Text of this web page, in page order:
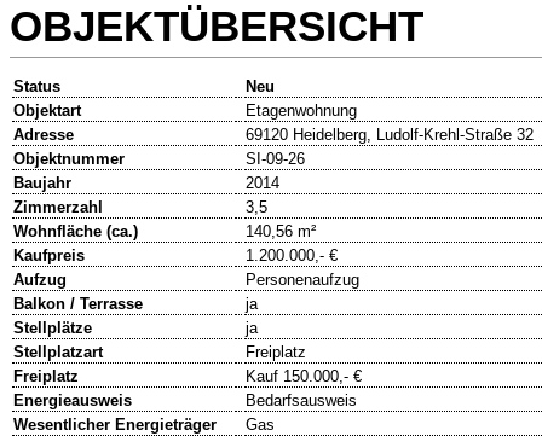
OBJEKTÜBERSICHT
Status
Neu
Objektart
Etagenwohnung
Adresse
69120 Heidelberg, Ludolf-Krehl-Straße 32
Objektnummer
SI-09-26
Baujahr
2014
Zimmerzahl
3,5
Wohnfläche (ca.)
140,56 m²
Kaufpreis
1.200.000,- €
Aufzug
Personenaufzug
Balkon / Terrasse
ja
Stellplätze
ja
Stellplatzart
Freiplatz
Freiplatz
Kauf 150.000,- €
Energieausweis
Bedarfsausweis
Wesentlicher Energieträger
Gas